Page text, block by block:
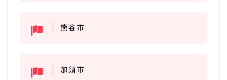
熊谷市
加須市